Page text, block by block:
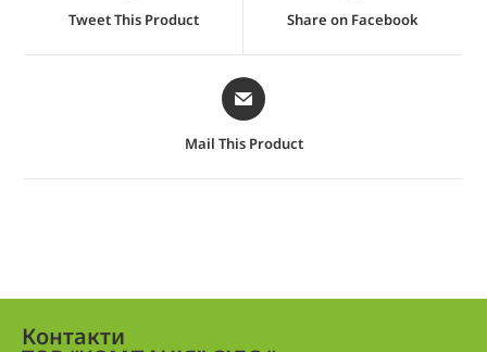
Tweet This Product Share on Facebook
Mail This Product
Контакти